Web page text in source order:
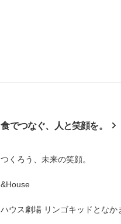
食でつなぐ、人と笑顔を。
つくろう、未来の笑顔。
&House
ハウス劇場 リンゴキッドとなか